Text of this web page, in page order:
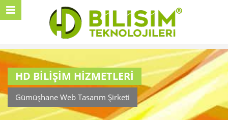
HD BİLİŞİM HİZMETLERİ
Gümüşhane Web Tasarım Şirketi